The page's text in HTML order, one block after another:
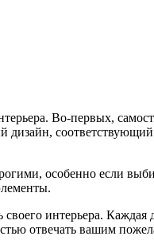
Во-первых,
дизайн,
особенно если
интерьера. Каждая
отвечать вашим